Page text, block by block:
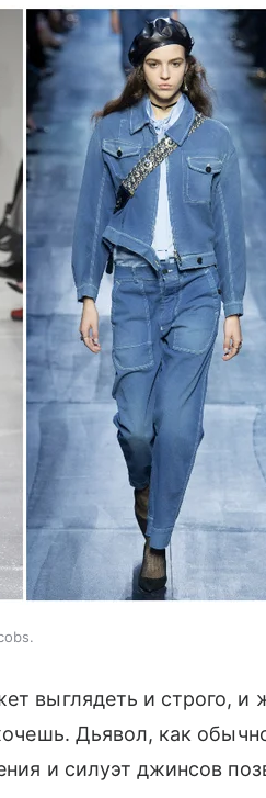
выглядеть и строго, и
Дьявол, как
и силуэт джинсов